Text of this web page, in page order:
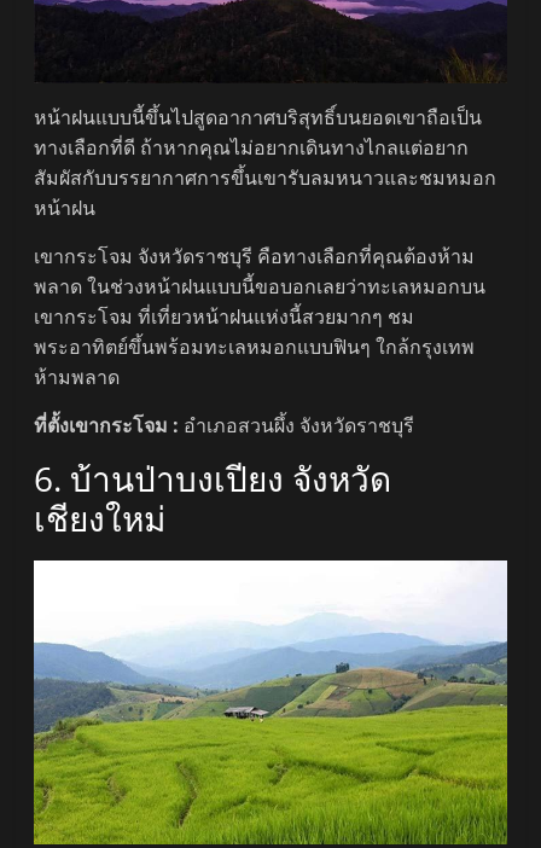
หน้าฝนแบบนี้ขึ้นไปสูดอากาศบริสุทธิ์บนยอดเขาถือเป็น
ทางเลือกที่ดี ถ้าหากคุณไม่อยากเดินทางไกลแต่อยาก
สัมผัสกับบรรยากาศการขึ้นเขารับลมหนาวและชมหมอก
หน้าฝน
เขากระโจม จังหวัดราชบุรี คือทางเลือกที่คุณต้องห้าม
พลาด ในช่วงหน้าฝนแบบนี้ขอบอกเลยว่าทะเลหมอกบน
เขากระโจม ที่เที่ยวหน้าฝนแห่งนี้สวยมากๆ ชม
พระอาทิตย์ขึ้นพร้อมทะเลหมอกแบบฟินๆ ใกล้กรุงเทพ
ห้ามพลาด
ที่ตั้งเขากระโจม : อำเภอสวนผึ้ง จังหวัดราชบุรี
6. บ้านป่าบงเปียง จังหวัด
เชียงใหม่